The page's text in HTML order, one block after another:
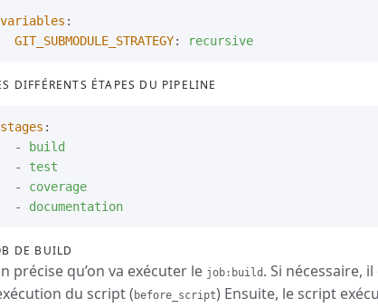
variables :
GIT_SUBMODULE_STRATEGY: recursive
DIFFÉRENTS ÉTAPES DU PIPELINE
stages :
-
build
-
test
-
coverage
-
documentation
DE BUILD
précise qu’on va exécuter le job:build . Si nécessaire,
du script ( before_script) Ensuite, le script